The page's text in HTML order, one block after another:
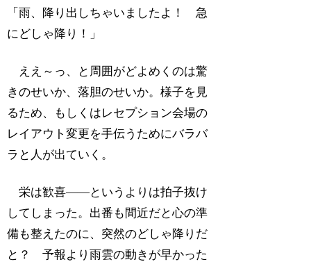
「雨、降り出しちゃいましたよ！ 急
にどしゃ降り！」
ええ～っ、と周囲がどよめくのは驚
きのせいか、落胆のせいか。様子を見
るため、もしくはレセプション会場の
レイアウト変更を手伝うためにバラバ
ラと人が出ていく。
栄は歓喜――というよりは拍子抜け
してしまった。出番も間近だと心の準
備も整えたのに、突然のどしゃ降りだ
と？ 予報より雨雲の動きが早かった